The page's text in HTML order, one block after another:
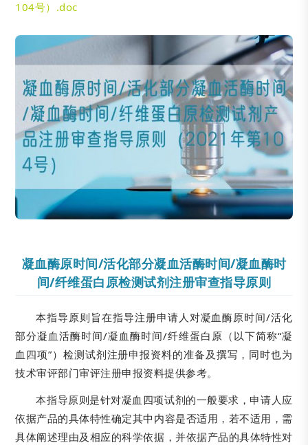
104号）.doc
凝血酶原时间/活化部分凝血活酶时间/凝血酶时
间/纤维蛋白原检测试剂注册审查指导原则
本指导原则旨在指导注册申请人对凝血酶原时间/活化
部分凝血活酶时间/凝血酶时间/纤维蛋白原（以下简称“凝
血四项”）检测试剂注册申报资料的准备及撰写，同时也为
技术审评部门审评注册申报资料提供参考。
本指导原则是针对凝血四项试剂的一般要求，申请人应
依据产品的具体特性确定其中内容是否适用，若不适用，需
具体阐述理由及相应的科学依据，并依据产品的具体特性对